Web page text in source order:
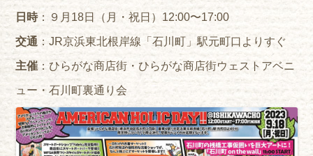
日時：９月18日（月・祝日）12:00〜17:00
交通 ：JR京浜東北根岸線「石川町」駅元町口よりすぐ
主催：ひらがな商店街・ひらがな商店街ウェストアベニ
ュー・石川町裏通り会